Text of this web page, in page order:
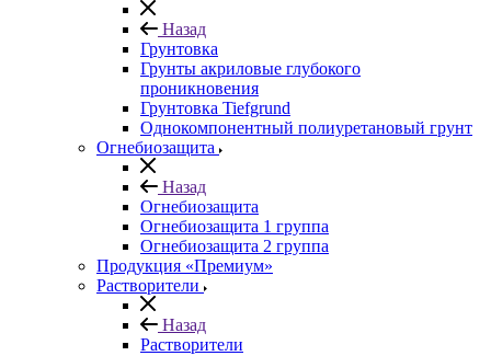
Назад
Грунтовка
Грунты акриловые глубокого
проникновения
Грунтовка Tiefgrund
Однокомпонентный полиуретановый грунт
Огнебиозащита
Назад
Огнебиозащита
Огнебиозащита 1 группа
Огнебиозащита 2 группа
Продукция «Премиум»
Растворители
Назад
Растворители